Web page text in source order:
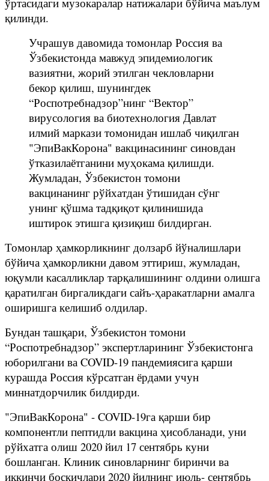
қилинди.
Учрашув давомида томонлар Россия ва
Ўзбекистонда мавжуд эпидемиологик
вазиятни, жорий этилган чекловларни
бекор қилиш, шунингдек
“Роспотребнадзор”нинг “Вектор”
вирусология ва биотехнология Давлат
илмий маркази томонидан ишлаб чиқилган
"ЭпиВакКорона" вакцинасининг синовдан
ўтказилаётганини муҳокама қилишди.
Жумладан, Ўзбекистон томони
вакцинанинг рўйхатдан ўтишидан сўнг
унинг қўшма тадқиқот қилинишида
иштирок этишга қизиқиш билдирган.
Томонлар ҳамкорликнинг долзарб йўналишлари
бўйича ҳамкорликни давом эттириш, жумладан,
юқумли касалликлар тарқалишининг олдини олишга
қаратилган биргаликдаги сайъ-ҳаракатларни амалга
оширишга келишиб олдилар.
Бундан ташқари, Ўзбекистон томони
“Роспотребнадзор” экспертларининг Ўзбекистонга
юборилгани ва COVID-19 пандемиясига қарши
курашда Россия кўрсатган ёрдами учун
миннатдорчилик билдирди.
"ЭпиВакКорона" - COVID-19га қарши бир
компонентли пептидли вакцина ҳисобланади, уни
рўйхатга олиш 2020 йил 17 сентябрь куни
бошланган. Клиник синовларнинг биринчи ва
иккинчи босқичлари 2020 йилнинг июль- сентябрь